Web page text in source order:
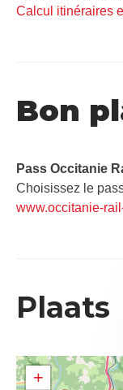
Calcul itinéraires
Bon
Pass Occitanie
Choisissez le
www.occitanie-
Plaats
+